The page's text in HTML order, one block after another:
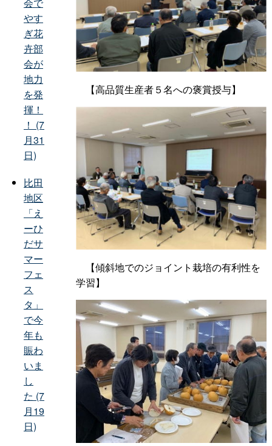
【高品質生産者５名への褒賞授与】
【傾斜地でのジョイント栽培の有利性を
学習】
やす
ぎ花
卉部
会が
地力
を発
揮！
！ (7
月31
日)
比田
地区
「え
ーひ
だサ
マー
フェ
ス
タ」
で今
年も
賑わ
いま
し
た (7
月19
日)